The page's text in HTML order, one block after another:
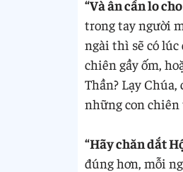
“Và ân cần lo
trong tay người
ngài thì sẽ có
chiên gầy ốm,
Thần? Lạy
những con chiên
“Hãy chăn dắt
đúng hơn, mỗi